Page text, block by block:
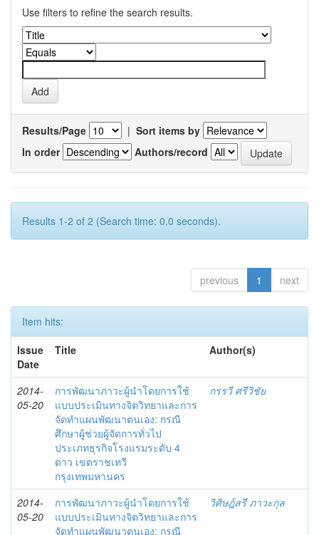
Use filters to refine the search results.
Results/Page | Sort items by
In order
Authors/record
Results 1-2 of 2 (Search time: 0.0 seconds).
previous 1 next
Item hits:
Issue
Date
Title Author(s)
2014-
05-20
การพัฒนาภาวะผู้นำโดยการใช้
แบบประเมินทางจิตวิทยาและการ
จัดทำแผนพัฒนาตนเอง: กรณี
ศึกษาผู้ช่วยผู้จัดการทั่วไป
ประเภทธุรกิจโรงแรมระดับ 4
ดาว เขตราชเทวี
กรุงเทพมหานคร
กรรวี ศรีวิชัย
2014-
05-20
การพัฒนาภาวะผู้นำโดยการใช้
แบบประเมินทางจิตวิทยาและการ
จัดทำแผนพัฒนาตนเอง: กรณี
วิศิษฎ์สรี ภาวะกุล